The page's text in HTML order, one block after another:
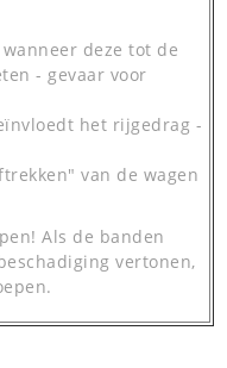
deze tot de
- gevaar voor
het rijgedrag -
van de wagen
Als de banden
vertonen,